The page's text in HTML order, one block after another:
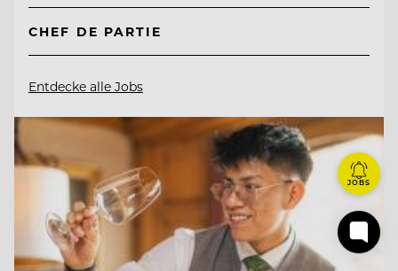
CHEF DE PARTIE
Entdecke alle Jobs
JOBS